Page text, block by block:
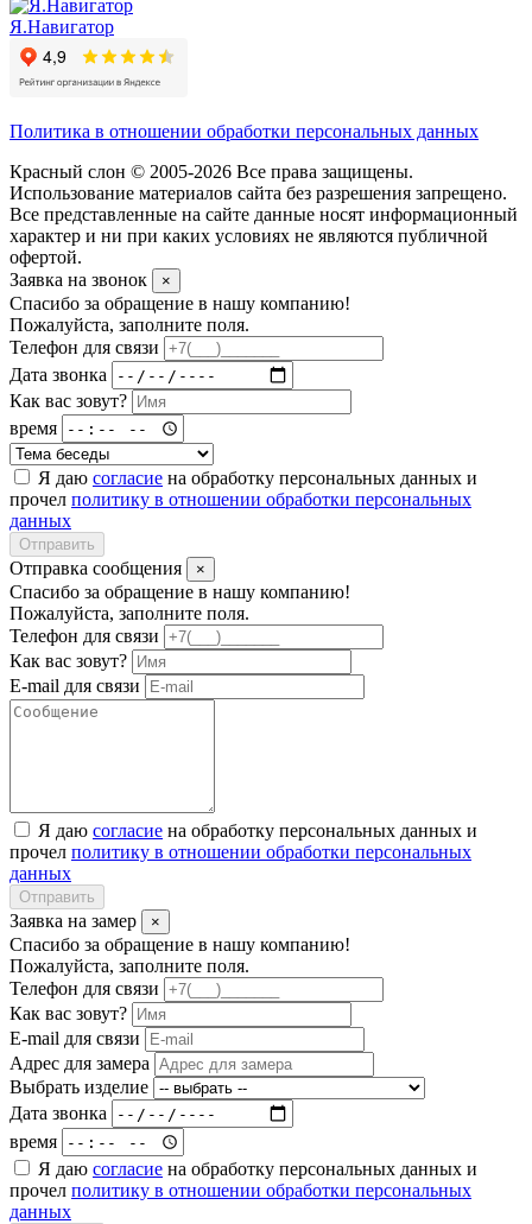
Я.Навигатор
Политика в отношении обработки персональных данных
Красный слон © 2005-2026 Все права защищены.
Использование материалов сайта без разрешения запрещено.
Все представленные на сайте данные носят информационный
характер и ни при каких условиях не являются публичной
офертой.
Заявка на звонок
×
Спасибо за обращение в нашу компанию!
Пожалуйста, заполните поля.
Телефон для связи
Дата звонка
Как вас зовут?
время
Я даю согласие на обработку персональных данных и
прочел политику в отношении обработки персональных
данных
Отправить
Отправка сообщения ×
Спасибо за обращение в нашу компанию!
Пожалуйста, заполните поля.
Телефон для связи
Как вас зовут?
E-mail для связи
Я даю согласие на обработку персональных данных и
прочел политику в отношении обработки персональных
данных
Отправить
Заявка на замер ×
Спасибо за обращение в нашу компанию!
Пожалуйста, заполните поля.
Телефон для связи
Как вас зовут?
E-mail для связи
Адрес для замера
Выбрать изделие
Дата звонка
время
Я даю согласие на обработку персональных данных и
прочел политику в отношении обработки персональных
данных